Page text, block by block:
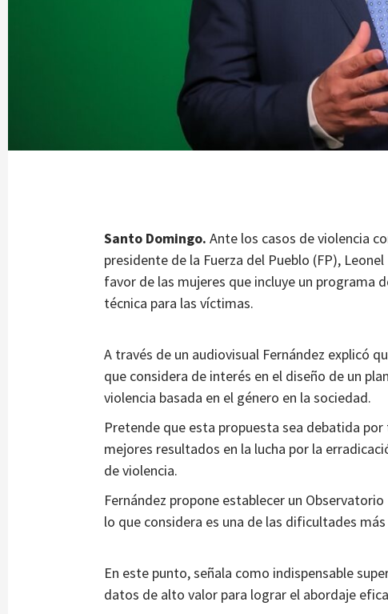
Santo Domingo.Ante los casos de violencia
presidente de la Fuerza del Pueblo (FP),
favor de las mujeres que incluye un programa
técnica para las víctimas.
A través de un audiovisual Fernández explicó
que considera de interés en el diseño de un
violencia basada en el género en la sociedad.
Pretende que esta propuesta sea debatida
mejores resultados en la lucha por la
de violencia.
Fernández propone establecer un
lo que considera es una de las dificultades
En este punto, señala como indispensable
datos de alto valor para lograr el abordaje